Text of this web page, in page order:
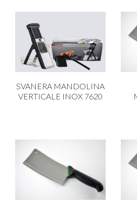
SVANERA MANDOLINA
VERTICALE INOX 7620